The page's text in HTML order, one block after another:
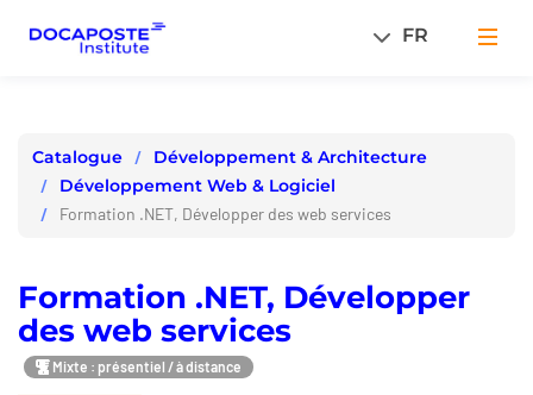
FR
Catalogue
Développement & Architecture
Développement Web & Logiciel
Formation .NET, Développer des web services
Formation .NET, Développer
des web services
Mixte : présentiel / à distance